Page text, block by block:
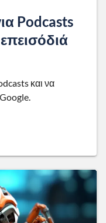
Podcasts
και να